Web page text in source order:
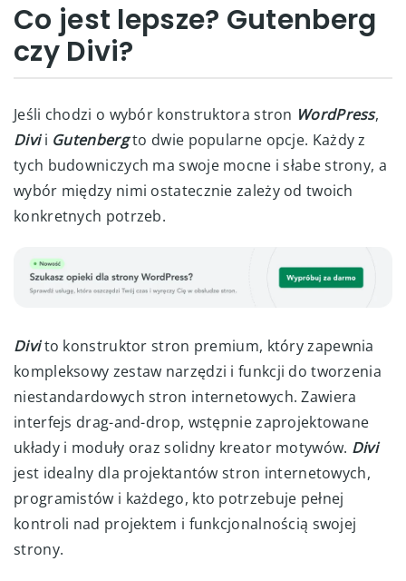
Co jest lepsze? Gutenberg
czy Divi?
Jeśli chodzi o wybór konstruktora stron WordPress,
Divi i Gutenbergto dwie popularne opcje. Każdy z
tych budowniczych ma swoje mocne i słabe strony, a
wybór między nimi ostatecznie zależy od twoich
konkretnych potrzeb.
Divi to konstruktor stron premium, który zapewnia
kompleksowy zestaw narzędzi i funkcji do tworzenia
niestandardowych stron internetowych. Zawiera
interfejs drag-and-drop, wstępnie zaprojektowane
układy i moduły oraz solidny kreator motywów. Divi
jest idealny dla projektantów stron internetowych,
programistów i każdego, kto potrzebuje pełnej
kontroli nad projektem i funkcjonalnością swojej
strony.